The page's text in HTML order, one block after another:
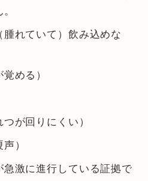
腫れていて）飲み込めな
める）
が回りにくい）
）
激に進行している証拠で